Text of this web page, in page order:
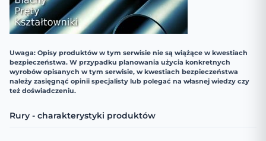
Uwaga: Opisy produktów w tym serwisie nie są wiążące w kwestiach
bezpieczeństwa. W przypadku planowania użycia konkretnych
wyrobów opisanych w tym serwisie, w kwestiach bezpieczeństwa
należy zasięgnąć opinii specjalisty lub polegać na własnej wiedzy czy
też doświadczeniu.
Rury - charakterystyki produktów